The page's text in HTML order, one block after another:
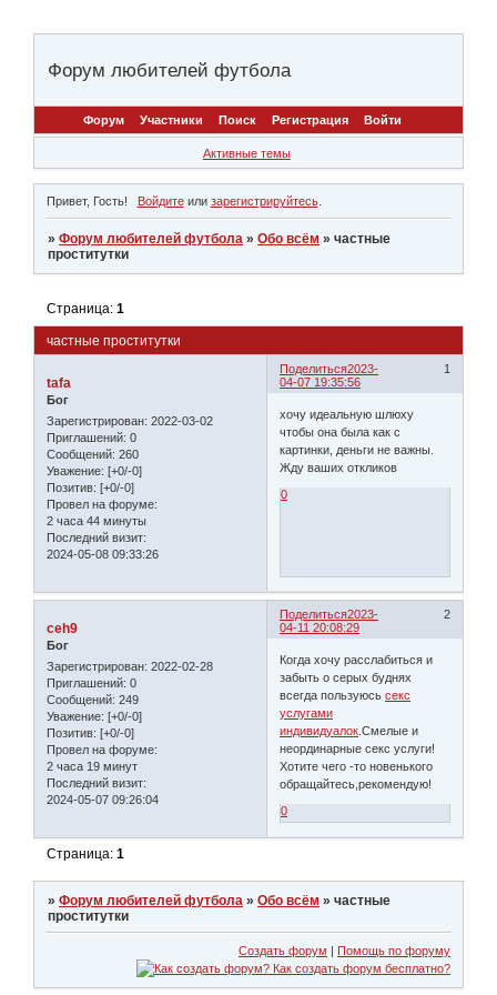
Форум любителей футбола
Форум Участники Поиск Регистрация Войти
Активные темы
Привет, Гость! Войдитеили зарегистрируйтесь.
»Форум любителей футбола »Обо всём »частные
проcтитутки
частные проcтитутки
Страница:1
Поделиться 1
2023-
04-07 19:35:56
tafa
Бог
Зарегистрирован: 2022-03-02
Приглашений: 0
Сообщений: 260
Уважение: [+0/-0]
Позитив: [+0/-0]
Провел на форуме:
2 часа 44 минуты
Последний визит:
2024-05-08 09:33:26
хочу идеальную шлюху
чтобы она была как с
картинки, деньги не важны.
Жду ваших откликов
0
Поделиться 2
2023-
04-11 20:08:29
ceh9
Бог
Зарегистрирован: 2022-02-28
Приглашений: 0
Сообщений: 249
Уважение: [+0/-0]
Позитив: [+0/-0]
Провел на форуме:
2 часа 19 минут
Последний визит:
2024-05-07 09:26:04
Когда хочу расслабиться и
забыть о серых буднях
всегда пользуюсьсекс
услугами
индивидуалок .Смелые и
неординарные секс услуги!
Хотите чего -то новенького
обращайтесь,рекомендую!
0
Страница:1
»Форум любителей футбола »Обо всём »частные
проcтитутки
Создать форум Помощь по форуму